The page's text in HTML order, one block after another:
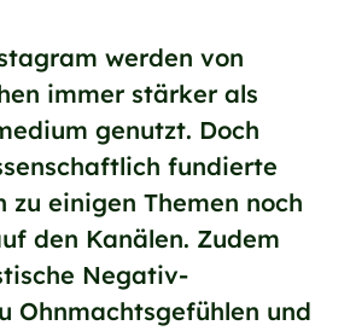
werden von
immer stärker als
genutzt. Doch
fundierte
einigen Themen noch
den Kanälen. Zudem
Negativ-
Ohnmachtsgefühlen und